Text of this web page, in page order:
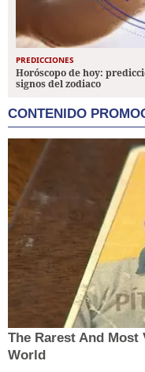
PREDICCIONES
Horóscopo de hoy:
signos del zodiaco
CONTENIDO
The Rarest And Most
World